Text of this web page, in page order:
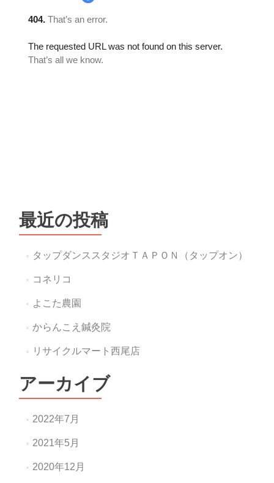
最近の投稿
タップダンススタジオＴＡＰＯＮ（タップオン）
コネリコ
よこた農園
からんこえ鍼灸院
リサイクルマート西尾店
アーカイブ
2022年7月
2021年5月
2020年12月